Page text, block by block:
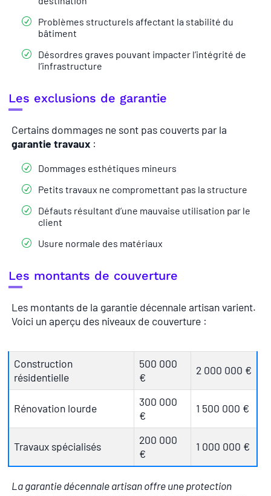
Problèmes structurels affectant la stabilité du
bâtiment
Désordres graves pouvant impacter l’intégrité de
l’infrastructure
Les exclusions de garantie
Certains dommages ne sont pas couverts par la
garantie travaux :
Dommages esthétiques mineurs
Petits travaux ne compromettant pas la structure
Défauts résultant d’une mauvaise utilisation par le
client
Usure normale des matériaux
Les montants de couverture
Les montants de la garantie décennale artisan varient.
Voici un aperçu des niveaux de couverture :
Construction
résidentielle
500 000
€
2 000 000 €
Rénovation lourde
300 000
€
1 500 000 €
Travaux spécialisés
200 000
€
1 000 000 €
La garantie décennale artisan offre une protection